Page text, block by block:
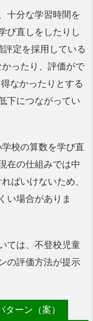
十分な学習時間を
び直しをしたりし
定を採用している
ったり、評価がで
なかったりとする
下につながってい
校の算数を学び直
在の仕組みでは中
ばいけないため、
い場合がありま
ては、不登校児童
の評価方法が提示
ーン（案）